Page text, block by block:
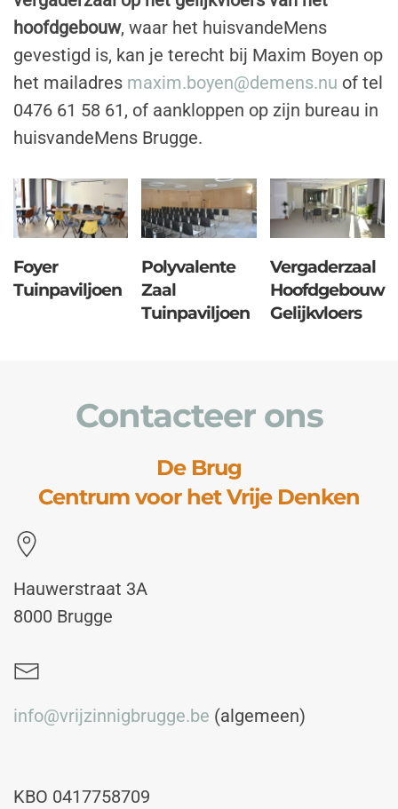
hoofdgebouw, waar het huisvandeMens
gevestigd is, kan je terecht bij Maxim Boyen op
het mailadres maxim.boyen@demens.nu of tel
0476 61 58 61, of aankloppen op zijn bureau in
huisvandeMens Brugge.
Foyer
Tuinpaviljoen
Polyvalente
Zaal
Tuinpaviljoen
Vergaderzaal
Hoofdgebouw
Gelijkvloers
Contacteer ons
De Brug
Centrum voor het Vrije Denken
Hauwerstraat 3A
8000 Brugge
info@vrijzinnigbrugge.be (algemeen)
KBO 0417758709